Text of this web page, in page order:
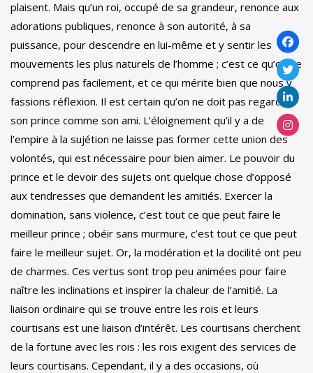
plaisent. Mais qu’un roi, occupé de sa grandeur, renonce aux
adorations publiques, renonce à son autorité, à sa
puissance, pour descendre en lui-même et y sentir les
mouvements les plus naturels de l’homme ; c’est ce qu’on ne
comprend pas facilement, et ce qui mérite bien que nous y
fassions réflexion. Il est certain qu’on ne doit pas regarder
son prince comme son ami. L’éloignement qu’il y a de
l’empire à la sujétion ne laisse pas former cette union des
volontés, qui est nécessaire pour bien aimer. Le pouvoir du
prince et le devoir des sujets ont quelque chose d’opposé
aux tendresses que demandent les amitiés. Exercer la
domination, sans violence, c’est tout ce que peut faire le
meilleur prince ; obéir sans murmure, c’est tout ce que peut
faire le meilleur sujet. Or, la modération et la docilité ont peu
de charmes. Ces vertus sont trop peu animées pour faire
naître les inclinations et inspirer la chaleur de l’amitié. La
liaison ordinaire qui se trouve entre les rois et leurs
courtisans est une liaison d’intérêt. Les courtisans cherchent
de la fortune avec les rois : les rois exigent des services de
leurs courtisans. Cependant, il y a des occasions, où